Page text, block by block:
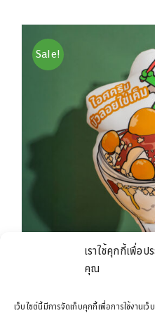
เราใช้คุกกี้เพื่อ
คุณ
เว็บไซต์นี้มีการจัดเก็บคุกกี้เพื่อการใช้งาน
Sale!